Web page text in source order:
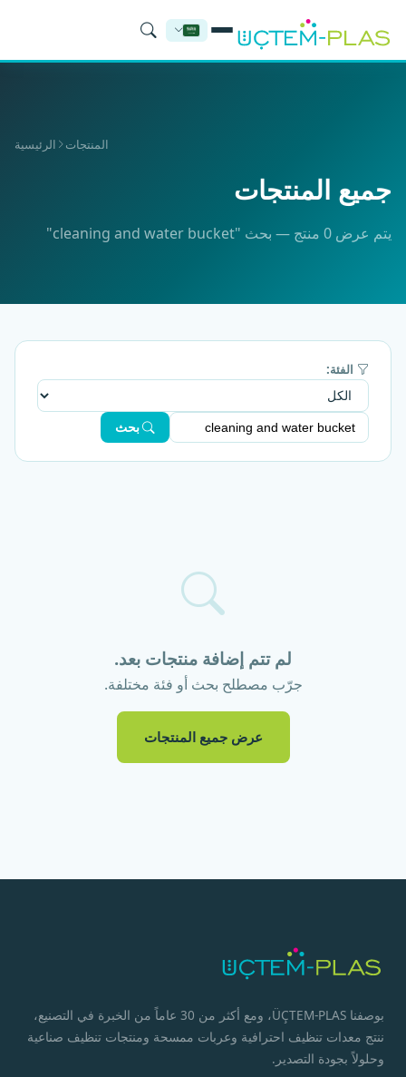
الرئيسية المنتجات
جميع المنتجات
يتم عرض 0 منتج — بحث "cleaning and water bucket"
الفئة:
بحث
لم تتم إضافة منتجات بعد.
جرّب مصطلح بحث أو فئة مختلفة.
عرض جميع المنتجات
بوصفنا ÜÇTEM-PLAS، ومع أكثر من 30 عاماً من الخبرة في التصنيع،
ننتج معدات تنظيف احترافية وعربات ممسحة ومنتجات تنظيف صناعية
وحلولاً بجودة التصدير.